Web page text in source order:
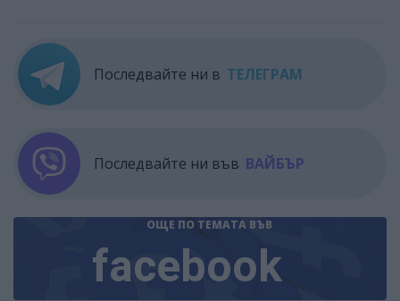
Последвайте ни в ТЕЛЕГРАМ
Последвайте ни във ВАЙБЪР
ОЩЕ ПО ТЕМАТА ВЪВ
facebook